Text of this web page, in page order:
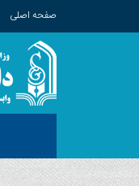
صفحه اصلی